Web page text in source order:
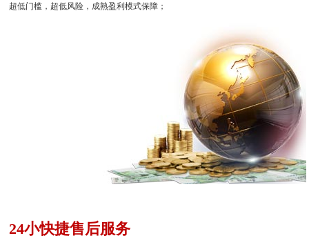
超低门槛，超低风险，成熟盈利模式保障；
24小快捷售后服务